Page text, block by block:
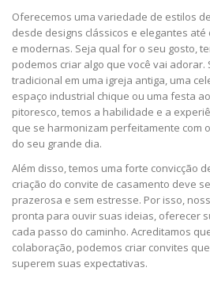
Oferecemos uma variedade de estilos
desde designs clássicos e elegantes
e modernas. Seja qual for o seu gosto,
podemos criar algo que você vai adorar.
tradicional em uma igreja antiga, uma
espaço industrial chique ou uma festa
pitoresco, temos a habilidade e a
que se harmonizam perfeitamente com
do seu grande dia.
Além disso, temos uma forte convicção
criação do convite de casamento deve
prazerosa e sem estresse. Por isso,
pronta para ouvir suas ideias, oferecer
cada passo do caminho. Acreditamos
colaboração, podemos criar convites
superem suas expectativas.